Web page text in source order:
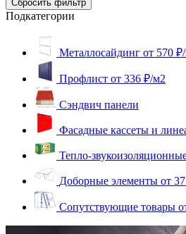
Подкатегории
Металлосайдинг от 570
Профлист от 336 ₽/м2
Сэндвич панели
Фасадные кассеты и
Тепло-
Доборные элементы от
Сопутствующие товары